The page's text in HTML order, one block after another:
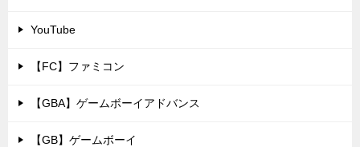
YouTube
【FC】ファミコン
【GBA】ゲームボーイアドバンス
【GB】ゲームボーイ